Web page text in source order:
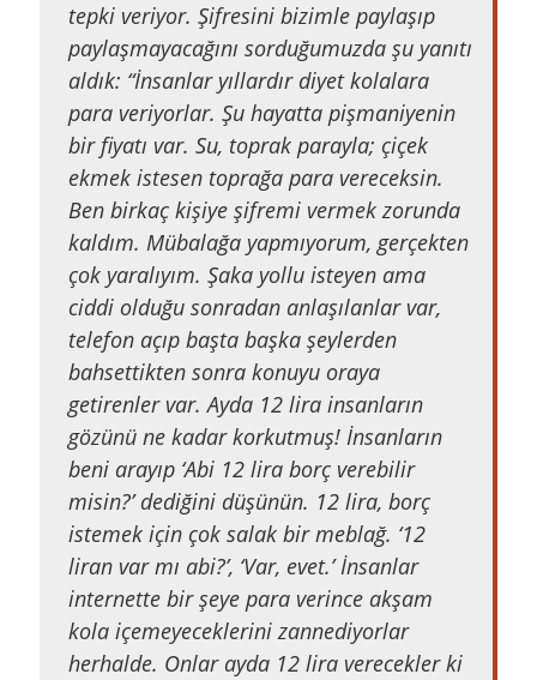
tepki veriyor. Şifresini bizimle paylaşıp
paylaşmayacağını sorduğumuzda şu yanıtı
aldık: “İnsanlar yıllardır diyet kolalara
para veriyorlar. Şu hayatta pişmaniyenin
bir fiyatı var. Su, toprak parayla; çiçek
ekmek istesen toprağa para vereceksin.
Ben birkaç kişiye şifremi vermek zorunda
kaldım. Mübalağa yapmıyorum, gerçekten
çok yaralıyım. Şaka yollu isteyen ama
ciddi olduğu sonradan anlaşılanlar var,
telefon açıp başta başka şeylerden
bahsettikten sonra konuyu oraya
getirenler var. Ayda 12 lira insanların
gözünü ne kadar korkutmuş! İnsanların
beni arayıp ‘Abi 12 lira borç verebilir
misin?’ dediğini düşünün. 12 lira, borç
istemek için çok salak bir meblağ. ‘12
liran var mı abi?’, ‘Var, evet.’ İnsanlar
internette bir şeye para verince akşam
kola içemeyeceklerini zannediyorlar
herhalde. Onlar ayda 12 lira verecekler ki